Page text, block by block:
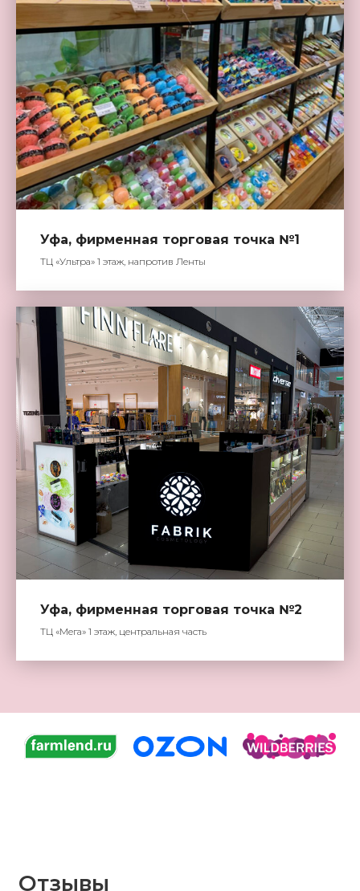
Уфа, фирменная торговая точка №1
ТЦ «Ультра» 1 этаж, напротив Ленты
Уфа, фирменная торговая точка №2
ТЦ «Мега» 1 этаж, центральная часть
Отзывы